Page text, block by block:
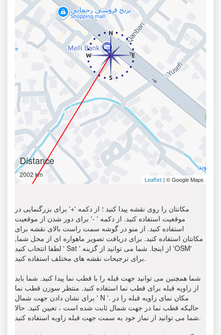
Distance
2002 km
Leaflet | © Google Maps
مکانتان را روی نقشه پیدا کنید ؛ از دکمه '+' برای بزرگنمایی در
موقعیت استفاده کنید. از دکمه ' -' برای دور شدن از موقعیت
استفاده کنید. از منو در گوشه سمت راست بالای نقشه برای
مکانتان استفاده کنید. برای دریافت تصویر ماهواره ای از محل شما,
لطفا انتخاب کنید ' Sat ' از اینجا. شما می توانید از گزینه 'OSM'
برای ترجیحات نقشه های مختلف استفاده کنید.
شما همچنین می توانید جهت قبله را با قطب نما پیدا کنید. شما باید
از زاویه قبله برای قطب نما استفاده کنید. منتظر سوزن قطب نما
برای نشان دادن جهت شمال ' N '. مکان نمای زاویه قبله را در
حالیکه قطب نما در جهت شمال ثابت شده است ، تعیین کنید. حالا
شما می توانید از نماز خود به سمت جهت قبله زاویه استفاده کنید.